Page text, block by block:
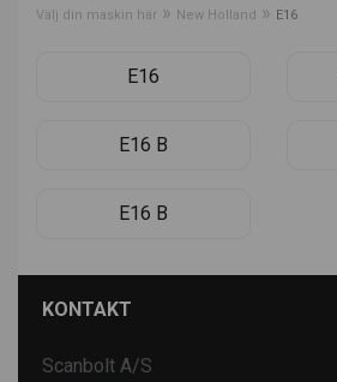
Välj din maskin här » New Holland » E16
E16
E16 B
E16 B
KONTAKT
Scanbolt A/S